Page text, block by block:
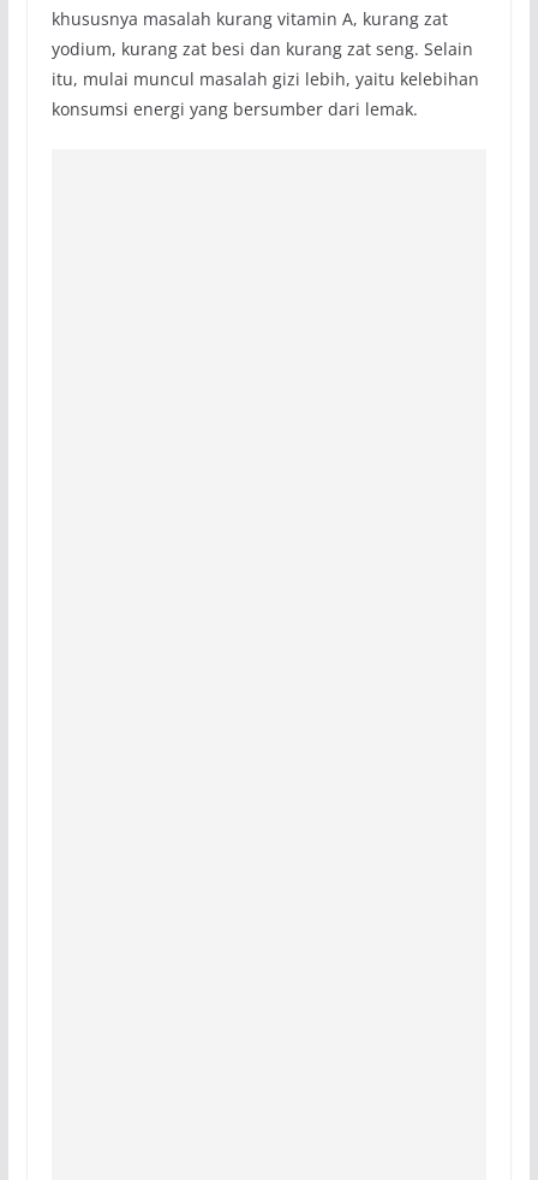
khususnya masalah kurang vitamin A, kurang zat
yodium, kurang zat besi dan kurang zat seng. Selain
itu, mulai muncul masalah gizi lebih, yaitu kelebihan
konsumsi energi yang bersumber dari lemak.